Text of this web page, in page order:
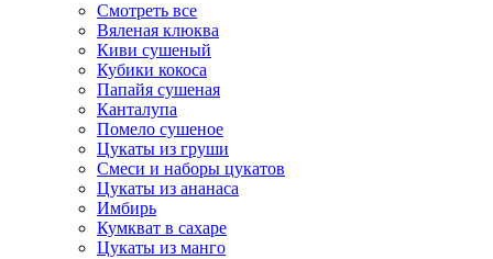
Смотреть все
Вяленая клюква
Киви сушеный
Кубики кокоса
Папайя сушеная
Канталупа
Помело сушеное
Цукаты из груши
Смеси и наборы цукатов
Цукаты из ананаса
Имбирь
Кумкват в сахаре
Цукаты из манго